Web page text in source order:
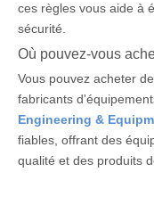
ces règles vous aide à
sécurité.
Où pouvez-vous
Vous pouvez acheter
fabricants
Engineering &
fiables, offrant des
qualité et des produits